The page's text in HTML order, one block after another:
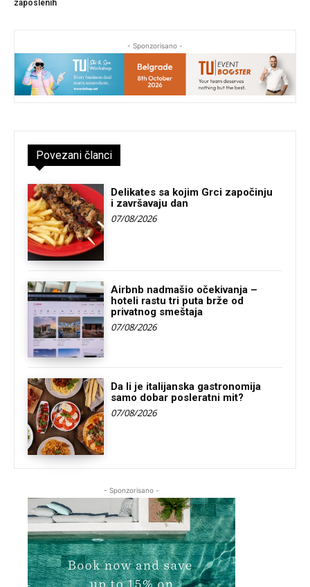
zaposlenih
- Sponzorisano -
Povezani članci
Delikates sa kojim Grci započinju
i završavaju dan
07/08/2026
Airbnb nadmašio očekivanja –
hoteli rastu tri puta brže od
privatnog smeštaja
07/08/2026
Da li je italijanska gastronomija
samo dobar posleratni mit?
07/08/2026
- Sponzorisano -